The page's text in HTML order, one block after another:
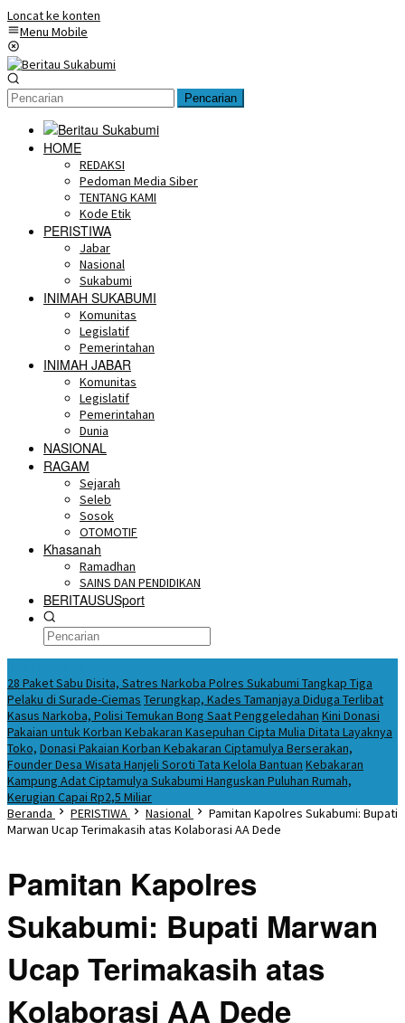
Loncat ke konten
Menu Mobile
Pencarian
HOME
REDAKSI
Pedoman Media Siber
TENTANG KAMI
Kode Etik
PERISTIWA
Jabar
Nasional
Sukabumi
INIMAH SUKABUMI
Komunitas
Legislatif
Pemerintahan
INIMAH JABAR
Komunitas
Legislatif
Pemerintahan
Dunia
NASIONAL
RAGAM
Sejarah
Seleb
Sosok
OTOMOTIF
Khasanah
Ramadhan
SAINS DAN PENDIDIKAN
BERITAUSUSport
28 Paket Sabu Disita, Satres Narkoba Polres Sukabumi Tangkap Tiga
Pelaku di Surade-Ciemas Terungkap, Kades Tamanjaya Diduga Terlibat
Kasus Narkoba, Polisi Temukan Bong Saat Penggeledahan Kini Donasi
Pakaian untuk Korban Kebakaran Kasepuhan Cipta Mulia Ditata Layaknya
Toko, Donasi Pakaian Korban Kebakaran Ciptamulya Berserakan,
Founder Desa Wisata Hanjeli Soroti Tata Kelola Bantuan Kebakaran
Kampung Adat Ciptamulya Sukabumi Hanguskan Puluhan Rumah,
Kerugian Capai Rp2,5 Miliar
Beranda
PERISTIWA Nasional
Pamitan Kapolres Sukabumi: Bupati
Marwan Ucap Terimakasih atas Kolaborasi AA Dede
Pamitan Kapolres
Sukabumi: Bupati Marwan
Ucap Terimakasih atas
Kolaborasi AA Dede